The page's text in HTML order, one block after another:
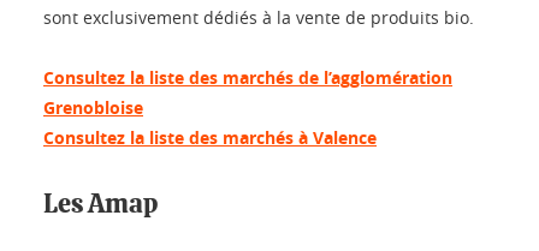
sont exclusivement dédiés à la vente de produits bio.
Consultez la liste des marchés de l’agglomération
Grenobloise
Consultez la liste des marchés à Valence
Les Amap